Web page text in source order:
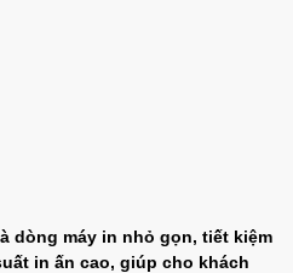
dòng máy in nhỏ gọn, tiết kiệm
in ấn cao, giúp cho khách